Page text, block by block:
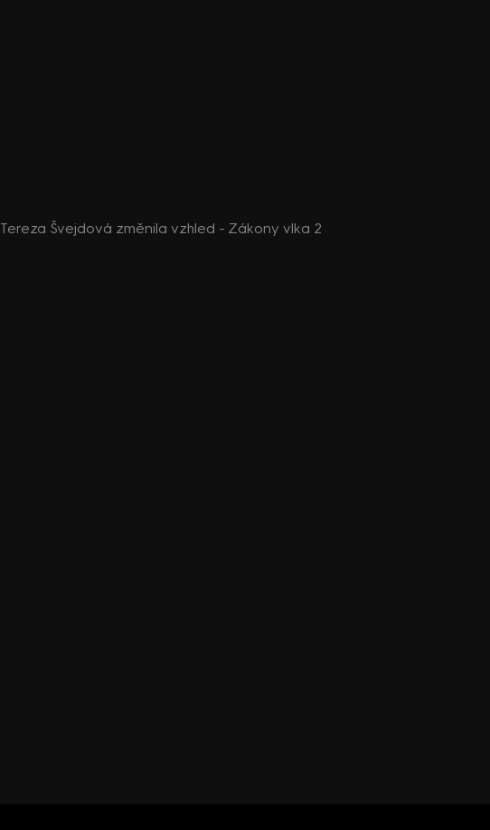
Tereza Švejdová změnila vzhled - Zákony vlka 2